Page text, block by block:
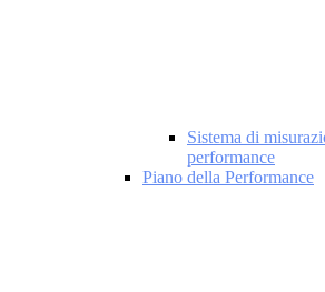
Sistema di
performance
Piano della Performance